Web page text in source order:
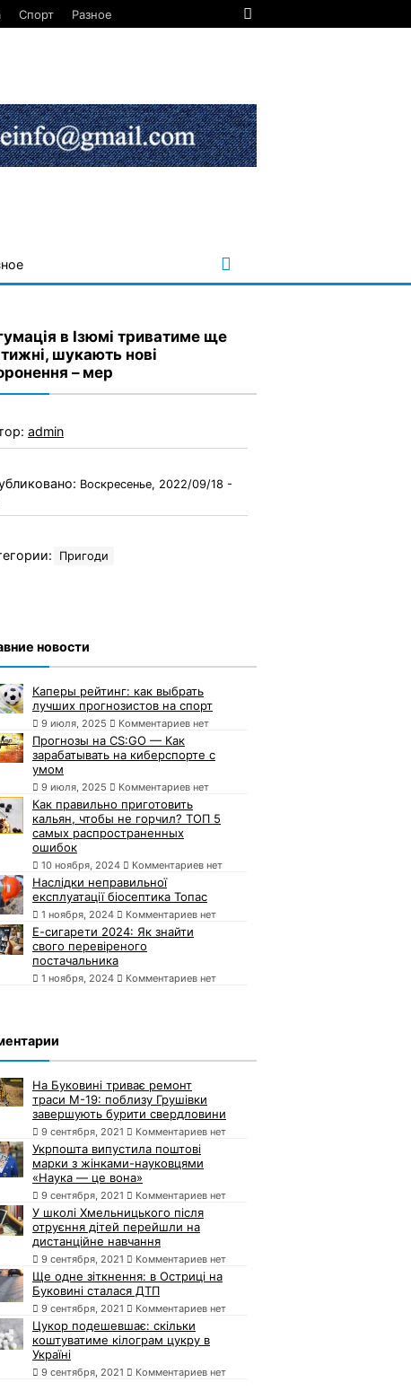
Спорт Разное
в Ізюмі триватиме ще
шукають нові
– мер
admin
Воскресенье, 2022/09/18 -
Пригоди
новости
Каперы рейтинг: как выбрать
лучших прогнозистов на спорт
9 июля, 2025 Комментариев нет
Прогнозы на CS:GO — Как
зарабатывать на киберспорте с
умом
9 июля, 2025 Комментариев нет
Как правильно приготовить
кальян, чтобы не горчил? ТОП 5
самых распространенных
ошибок
10 ноября, 2024 Комментариев нет
Наслідки неправильної
експлуатації біосептика Топас
1 ноября, 2024 Комментариев нет
Е-сигарети 2024: Як знайти
свого перевіреного
постачальника
1 ноября, 2024 Комментариев нет
На Буковині триває ремонт
траси М-19: поблизу Грушівки
завершують бурити свердловини
9 сентября, 2021 Комментариев нет
Укрпошта випустила поштові
марки з жінками-науковцями
«Наука — це вона»
9 сентября, 2021 Комментариев нет
У школі Хмельницького після
отруєння дітей перейшли на
дистанційне навчання
9 сентября, 2021 Комментариев нет
Ще одне зіткнення: в Остриці на
Буковині сталася ДТП
9 сентября, 2021 Комментариев нет
Цукор подешевшає: скільки
коштуватиме кілограм цукру в
Україні
9 сентября, 2021 Комментариев нет